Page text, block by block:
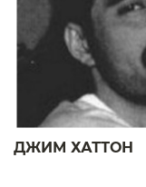
ДЖИМ ХАТТОН